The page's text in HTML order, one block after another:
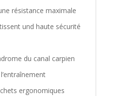
résistance maximale
und haute sécurité
du canal carpien
ergonomiques